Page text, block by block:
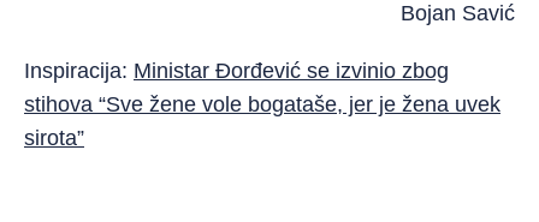
Bojan Savić
Inspiracija: Ministar Đorđević se izvinio zbog
stihova “Sve žene vole bogataše, jer je žena uvek
sirota”